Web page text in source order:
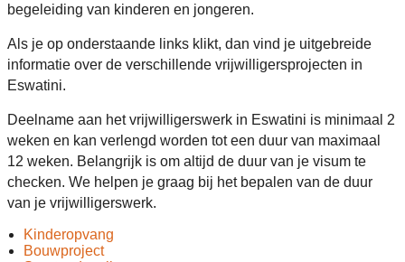
begeleiding van kinderen en jongeren.
Als je op onderstaande links klikt, dan vind je uitgebreide
informatie over de verschillende vrijwilligersprojecten in
Eswatini.
Deelname aan het vrijwilligerswerk in Eswatini is minimaal 2
weken en kan verlengd worden tot een duur van maximaal
12 weken. Belangrijk is om altijd de duur van je visum te
checken. We helpen je graag bij het bepalen van de duur
van je vrijwilligerswerk.
Kinderopvang
Bouwproject